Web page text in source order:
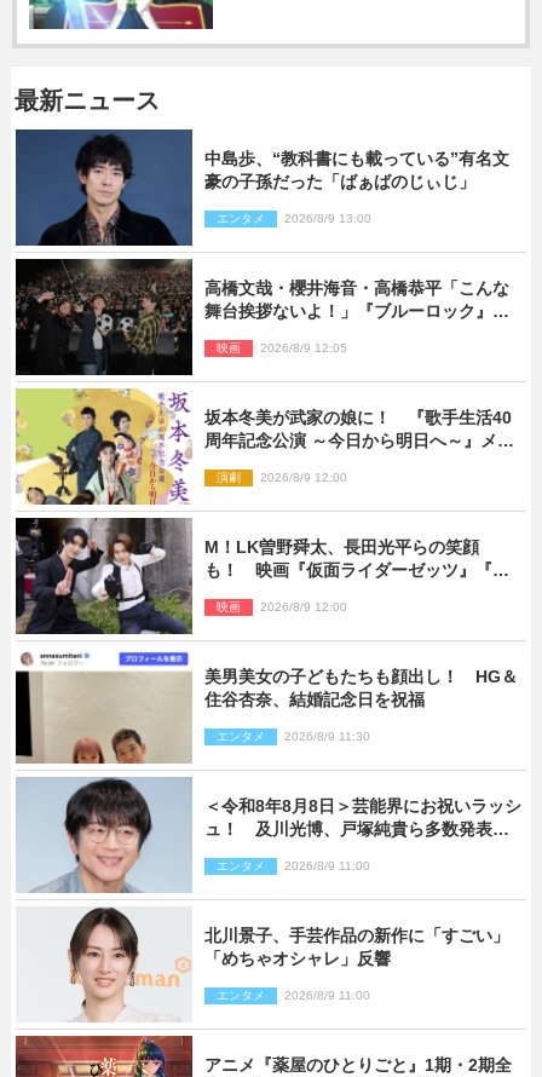
最新ニュース
中島歩、“教科書にも載っている”有名文
豪の子孫だった「ばぁばのじぃじ」
エンタメ 2026/8/9 13:00
高橋文哉・櫻井海音・高橋恭平「こんな
舞台挨拶ないよ！」『ブルーロック』自
映画 2026/8/9 12:05
坂本冬美が武家の娘に！ 『歌手生活40
周年記念公演 ～今日から明日へ～』メイ
演劇 2026/8/9 12:00
M！LK曽野舜太、長田光平らの笑顔
も！ 映画『仮面ライダーゼッツ』『超
ショット到着
映画 2026/8/9 12:00
美男美女の子どもたちも顔出し！ HG＆
住谷杏奈、結婚記念日を祝福
エンタメ 2026/8/9 11:30
＜令和8年8月8日＞芸能界にお祝いラッシ
ュ！ 及川光博、戸塚純貴ら多数発表結
エンタメ 2026/8/9 11:00
北川景子、手芸作品の新作に「すごい」
「めちゃオシャレ」反響
エンタメ 2026/8/9 11:00
アニメ『薬屋のひとりごと』1期・2期全